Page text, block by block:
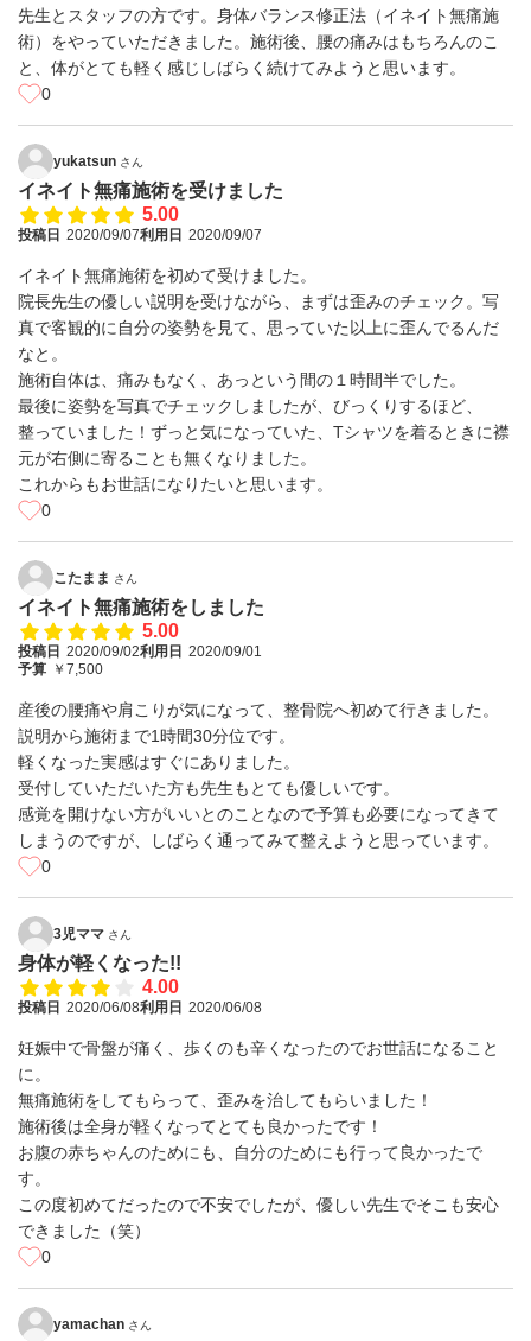
先生とスタッフの方です。身体バランス修正法（イネイト無痛施
術）をやっていただきました。施術後、腰の痛みはもちろんのこ
と、体がとても軽く感じしばらく続けてみようと思います。
0
yukatsun さん
イネイト無痛施術を受けました
5.00
投稿日 2020/09/07利用日 2020/09/07
イネイト無痛施術を初めて受けました。
院長先生の優しい説明を受けながら、まずは歪みのチェック。写
真で客観的に自分の姿勢を見て、思っていた以上に歪んでるんだ
なと。
施術自体は、痛みもなく、あっという間の１時間半でした。
最後に姿勢を写真でチェックしましたが、びっくりするほど、
整っていました！ずっと気になっていた、Tシャツを着るときに襟
元が右側に寄ることも無くなりました。
これからもお世話になりたいと思います。
0
こたまま さん
イネイト無痛施術をしました
5.00
投稿日 2020/09/02利用日 2020/09/01
予算 ￥7,500
産後の腰痛や肩こりが気になって、整骨院へ初めて行きました。
説明から施術まで1時間30分位です。
軽くなった実感はすぐにありました。
受付していただいた方も先生もとても優しいです。
感覚を開けない方がいいとのことなので予算も必要になってきて
しまうのですが、しばらく通ってみて整えようと思っています。
0
3児ママ さん
身体が軽くなった!!
4.00
投稿日 2020/06/08利用日 2020/06/08
妊娠中で骨盤が痛く、歩くのも辛くなったのでお世話になること
に。
無痛施術をしてもらって、歪みを治してもらいました！
施術後は全身が軽くなってとても良かったです！
お腹の赤ちゃんのためにも、自分のためにも行って良かったで
す。
この度初めてだったので不安でしたが、優しい先生でそこも安心
できました（笑）
0
yamachan さん